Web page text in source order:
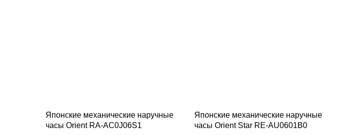
Японские механические наручные
часы Orient RA-AC0J06S1
Японские механические наручные
часы Orient Star RE-AU0601B0